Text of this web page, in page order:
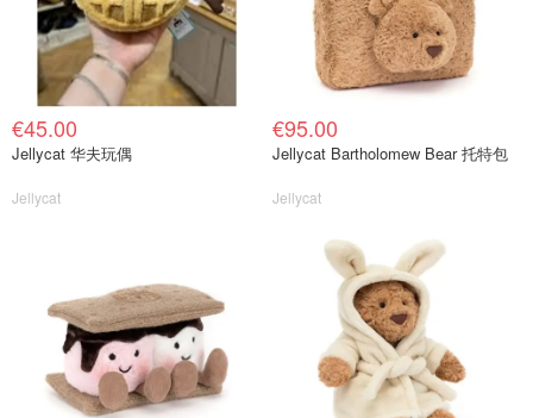
€45.00
Jellycat 华夫玩偶
Jellycat
€95.00
Jellycat Bartholomew Bear 托特包
Jellycat